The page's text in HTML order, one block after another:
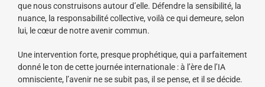
que nous construisons autour d’elle. Défendre la sensibilité, la
nuance, la responsabilité collective, voilà ce qui demeure, selon
lui, le cœur de notre avenir commun.
Une intervention forte, presque prophétique, qui a parfaitement
donné le ton de cette journée internationale : à l’ère de l’IA
omnisciente, l’avenir ne se subit pas, il se pense, et il se décide.